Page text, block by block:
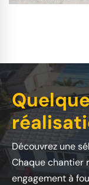
Découvrez une
Chaque chantier
engagement à